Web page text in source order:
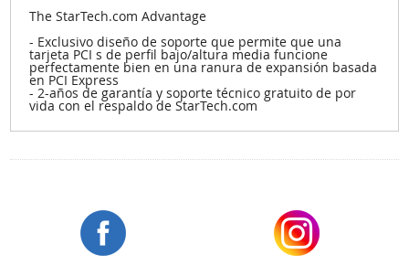
The StarTech.com Advantage
- Exclusivo diseño de soporte que permite que una
tarjeta PCI s de perfil bajo/altura media funcione
perfectamente bien en una ranura de expansión basada
en PCI Express
- 2-años de garantía y soporte técnico gratuito de por
vida con el respaldo de StarTech.com